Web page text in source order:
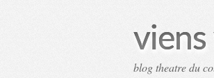
viens
blog theatre du